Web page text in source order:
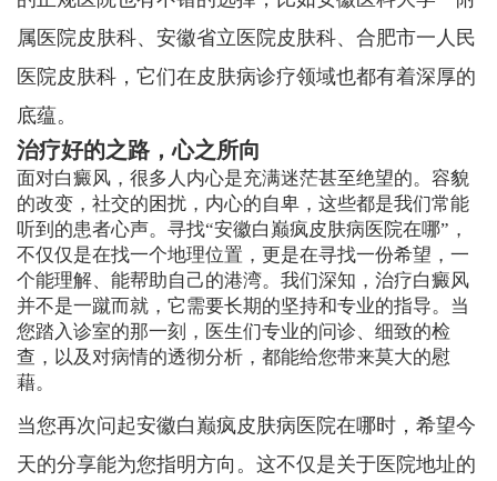
属医院皮肤科、安徽省立医院皮肤科、合肥市一人民
医院皮肤科，它们在皮肤病诊疗领域也都有着深厚的
底蕴。
治疗好的之路，心之所向
面对白癜风，很多人内心是充满迷茫甚至绝望的。容貌
的改变，社交的困扰，内心的自卑，这些都是我们常能
听到的患者心声。寻找“安徽白巅疯皮肤病医院在哪”，
不仅仅是在找一个地理位置，更是在寻找一份希望，一
个能理解、能帮助自己的港湾。我们深知，治疗白癜风
并不是一蹴而就，它需要长期的坚持和专业的指导。当
您踏入诊室的那一刻，医生们专业的问诊、细致的检
查，以及对病情的透彻分析，都能给您带来莫大的慰
藉。
当您再次问起安徽白巅疯皮肤病医院在哪时，希望今
天的分享能为您指明方向。这不仅是关于医院地址的